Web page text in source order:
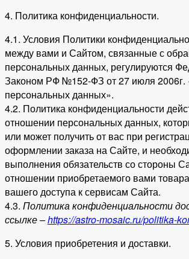
4. Политика конфиденциальности.
4.1. Условия Политики
между вами и Сайтом, связанные с
персональных данных, регулируются
Законом РФ №152-ФЗ от 27 июля 2006г.
персональных данных».
4.2. Политика конфиденциальности
отношении персональных данных,
или может получить от вас при
оформлении заказа на Сайте, и
выполнения обязательств со стороны
отношении приобретаемого вами
вашего доступа к сервисам Сайта.
4.3. Политика конфиденциальности
ссылке –https://astro-mosaic.ru/politika-
5. Условия приобретения и доставки.